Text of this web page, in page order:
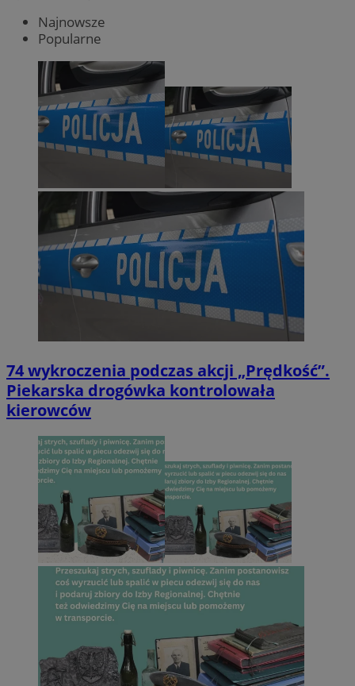
Najnowsze
Popularne
74 wykroczenia podczas akcji „Prędkość”.
Piekarska drogówka kontrolowała
kierowców